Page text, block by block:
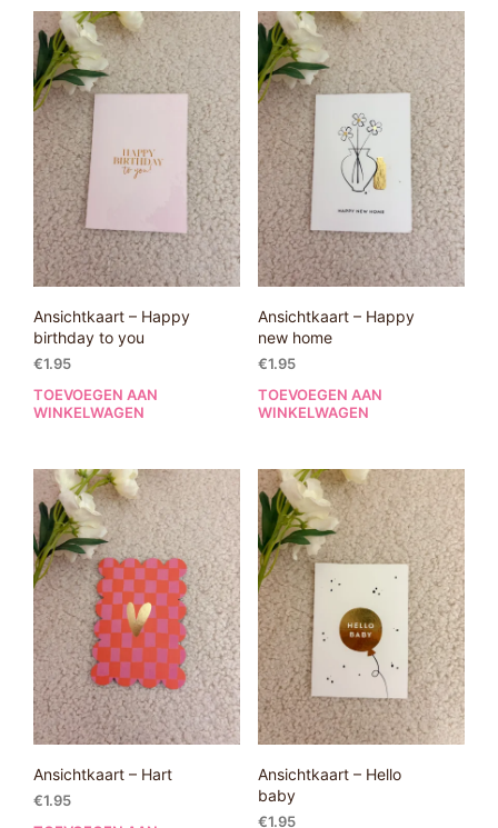
Ansichtkaart – Happy
birthday to you
€1.95
TOEVOEGEN AAN
WINKELWAGEN
Ansichtkaart – Happy
new home
€1.95
TOEVOEGEN AAN
WINKELWAGEN
Ansichtkaart – Hart
€1.95
Ansichtkaart – Hello
baby
€1.95